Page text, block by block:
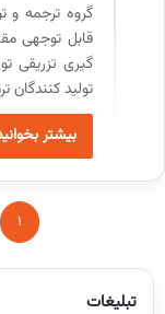
گروه ترجمه و
قابل توجهی
تولید کنندگان
بیشتر
1
تبلیغات